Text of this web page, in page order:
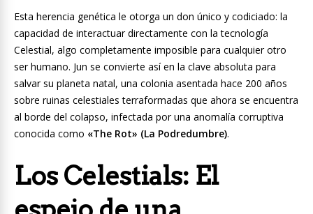
Esta herencia genética le otorga un don único y codiciado: la
capacidad de interactuar directamente con la tecnología
Celestial, algo completamente imposible para cualquier otro
ser humano. Jun se convierte así en la clave absoluta para
salvar su planeta natal, una colonia asentada hace 200 años
sobre ruinas celestiales terraformadas que ahora se encuentra
al borde del colapso, infectada por una anomalía corruptiva
conocida como «The Rot» (La Podredumbre).
Los Celestials: El